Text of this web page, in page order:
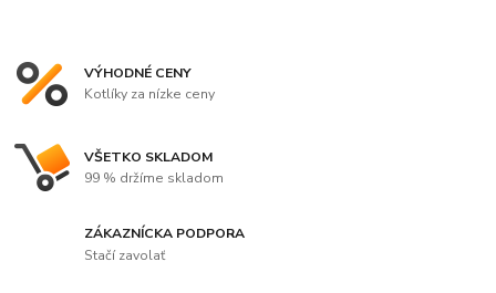
VÝHODNÉ CENY
Kotlíky za nízke ceny
VŠETKO SKLADOM
99 % držíme skladom
ZÁKAZNÍCKA PODPORA
Stačí zavolať